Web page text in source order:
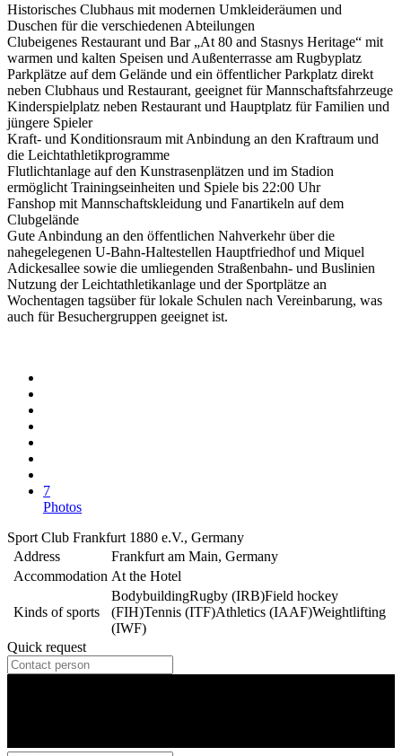
Historisches Clubhaus mit modernen Umkleideräumen und
Duschen für die verschiedenen Abteilungen
Clubeigenes Restaurant und Bar „At 80 and Stasnys Heritage“ mit
warmen und kalten Speisen und Außenterrasse am Rugbyplatz
Parkplätze auf dem Gelände und ein öffentlicher Parkplatz direkt
neben Clubhaus und Restaurant, geeignet für Mannschaftsfahrzeuge
Kinderspielplatz neben Restaurant und Hauptplatz für Familien und
jüngere Spieler
Kraft- und Konditionsraum mit Anbindung an den Kraftraum und
die Leichtathletikprogramme
Flutlichtanlage auf den Kunstrasenplätzen und im Stadion
ermöglicht Trainingseinheiten und Spiele bis 22:00 Uhr
Fanshop mit Mannschaftskleidung und Fanartikeln auf dem
Clubgelände
Gute Anbindung an den öffentlichen Nahverkehr über die
nahegelegenen U-Bahn-Haltestellen Hauptfriedhof und Miquel
Adickesallee sowie die umliegenden Straßenbahn- und Buslinien
Nutzung der Leichtathletikanlage und der Sportplätze an
Wochentagen tagsüber für lokale Schulen nach Vereinbarung, was
auch für Besuchergruppen geeignet ist.
7
Photos
Sport Club Frankfurt 1880 e.V., Germany
Address
Frankfurt am Main, Germany
Accommodation At the Hotel
Kinds of sports
BodybuildingRugby (IRB)Field hockey
(FIH)Tennis (ITF)Athletics (IAAF)Weightlifting
(IWF)
Quick request